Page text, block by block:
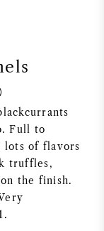
Full to
lots of flavors
truffles,
the finish.